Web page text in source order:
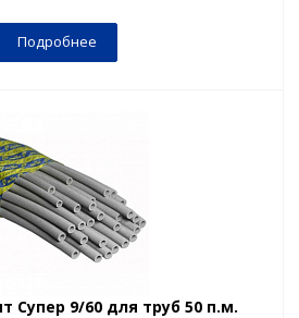
Подробнее
Супер 9/60 для труб 50 п.м.